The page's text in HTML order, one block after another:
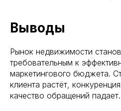
Выводы
Рынок недвижимости
требовательным к
маркетингового бюджета.
клиента растёт,
качество обращений падает.